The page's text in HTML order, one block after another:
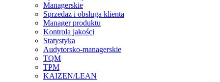
Managerskie
Sprzedaż i obsługa klienta
Manager produktu
Kontrola jakości
Statystyka
Audytorsko-managerskie
TQM
TPM
KAIZEN/LEAN